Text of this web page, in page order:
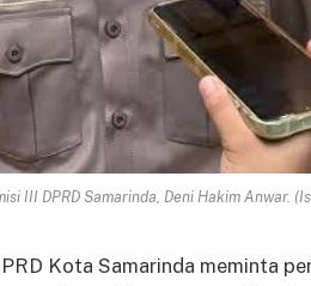
III DPRD Samarinda, Deni Hakim Anwar.
Kota Samarinda meminta